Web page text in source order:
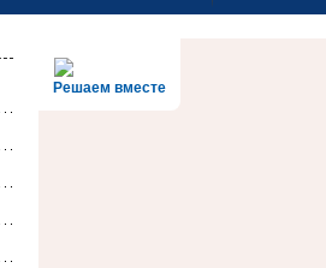
Решаем вместе